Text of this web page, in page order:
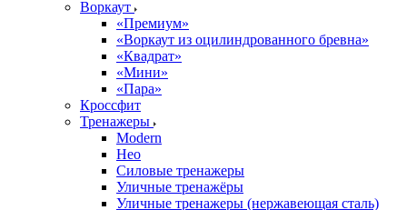
Воркаут
«Премиум»
«Воркаут из оцилиндрованного бревна»
«Квадрат»
«Мини»
«Пара»
Кроссфит
Тренажеры
Modern
Нео
Силовые тренажеры
Уличные тренажёры
Уличные тренажеры (нержавеющая сталь)